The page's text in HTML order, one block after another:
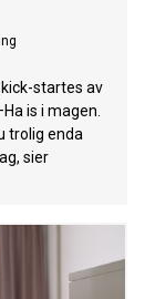
startes av
is i magen.
trolig enda
sier